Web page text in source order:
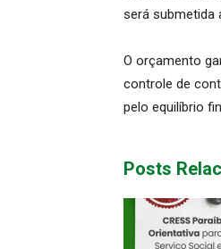
será submetida
O orçamento
controle de
pelo equilíbrio
Posts